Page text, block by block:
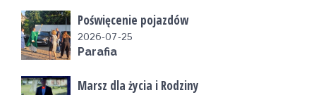
Poświęcenie pojazdów
2026-07-25
Parafia
Marsz dla życia i Rodziny